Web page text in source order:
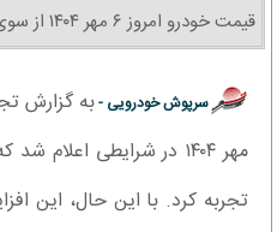
قیمت خودرو امروز ۶ مهر ۱۴۰۴ از سوی بنگاه‌های معاملاتی اعلام شد.
سرپوش خودرویی -
مهر ۱۴۰۴ در شرایطی
تجربه کرد. با این حال، این